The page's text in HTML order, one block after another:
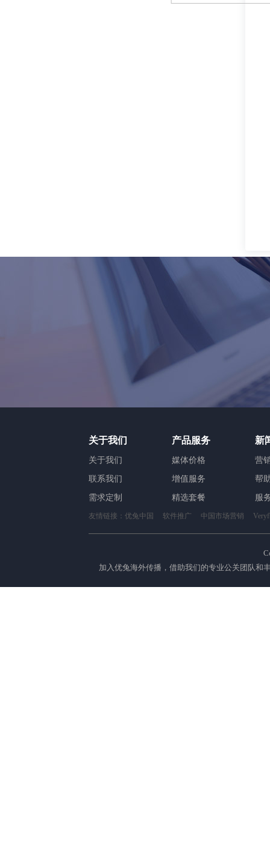
关于我们
关于我们
联系我们
需求定制
产品服务
媒体价格
增值服务
精选套餐
新
营
帮
服
友情链接： 优兔中国 软件推广 中国市场营销
加入优兔海外传播，借助我们的专业公关团队和